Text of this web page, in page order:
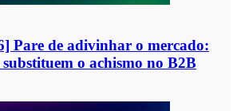
Pare de adivinhar o mercado:
o achismo no B2B